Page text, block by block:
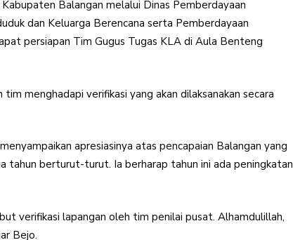
Balangan melalui Dinas Pemberdayaan
dan Keluarga Berencana serta Pemberdayaan
persiapan Tim Gugus Tugas KLA di Aula Benteng
menghadapi verifikasi yang akan dilaksanakan secara
apresiasinya atas pencapaian Balangan yang
berturut-turut. Ia berharap tahun ini ada peningkatan
verifikasi lapangan oleh tim penilai pusat. Alhamdulillah,
Bejo.